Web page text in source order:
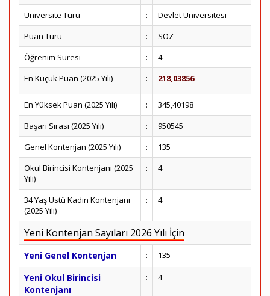
Üniversite Türü
:
Devlet Üniversitesi
Puan Türü
:
SÖZ
Öğrenim Süresi
:
4
En Küçük Puan (2025 Yılı)
: 218,03856
En Yüksek Puan (2025 Yılı) :
345,40198
Başarı Sırası (2025 Yılı)
:
950545
Genel Kontenjan (2025 Yılı)
:
135
Okul Birincisi Kontenjanı (2025
Yılı)
: 4
34 Yaş Üstü Kadın Kontenjanı
(2025 Yılı)
: 4
Yeni Kontenjan Sayıları 2026 Yılı İçin
Yeni Genel Kontenjan : 135
Yeni Okul Birincisi
Kontenjanı
: 4